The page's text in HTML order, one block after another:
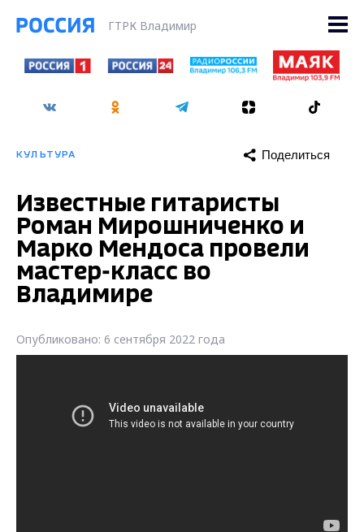
ГТРК Владимир
КУЛЬТУРА Поделиться
Известные гитаристы
Роман Мирошниченко и
Марко Мендоса провели
мастер-класс во
Владимире
Опубликовано: 6 сентября 2022 года